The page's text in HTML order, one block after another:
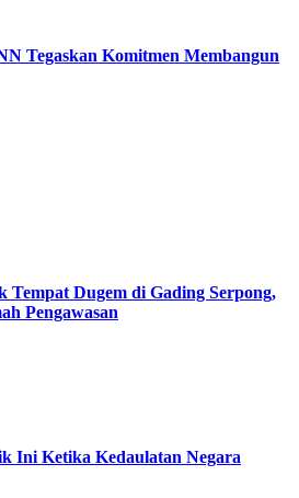
Tegaskan Komitmen Membangun
Tempat Dugem di Gading Serpong,
Pengawasan
Ini Ketika Kedaulatan Negara